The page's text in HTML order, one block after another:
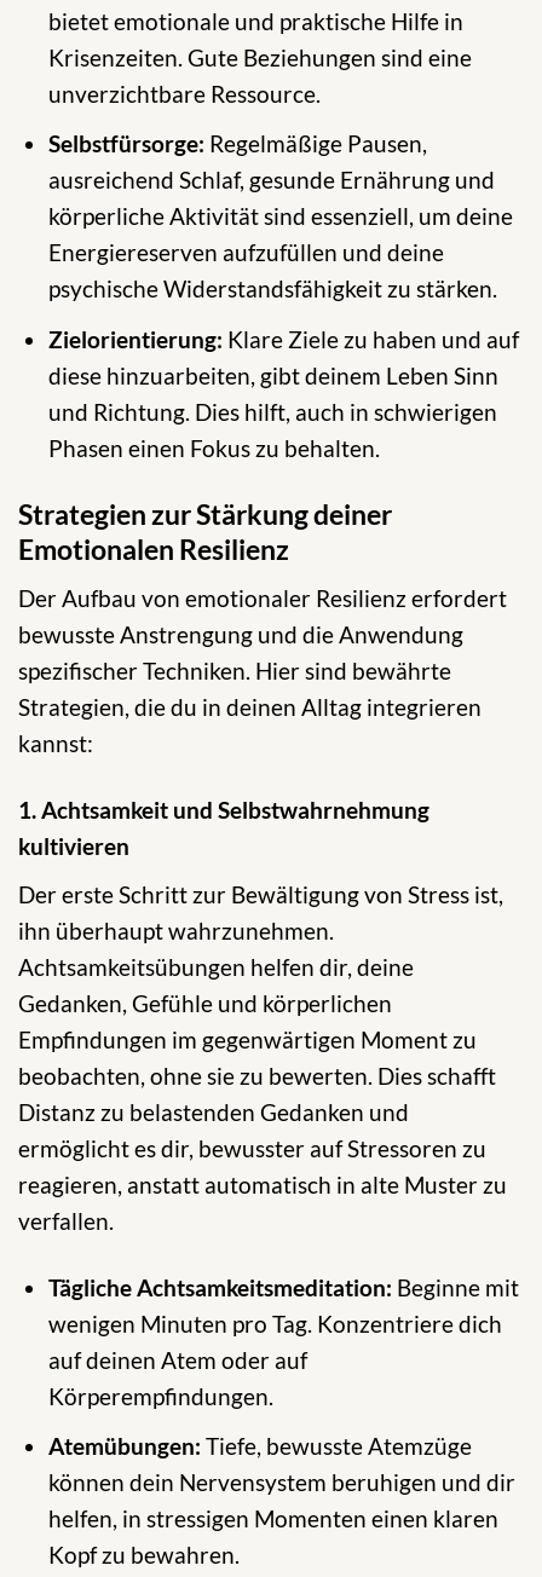
bietet emotionale und praktische Hilfe in
Krisenzeiten. Gute Beziehungen sind eine
unverzichtbare Ressource.
Selbstfürsorge: Regelmäßige Pausen,
ausreichend Schlaf, gesunde Ernährung und
körperliche Aktivität sind essenziell, um deine
Energiereserven aufzufüllen und deine
psychische Widerstandsfähigkeit zu stärken.
Zielorientierung: Klare Ziele zu haben und auf
diese hinzuarbeiten, gibt deinem Leben Sinn
und Richtung. Dies hilft, auch in schwierigen
Phasen einen Fokus zu behalten.
Strategien zur Stärkung deiner
Emotionalen Resilienz
Der Aufbau von emotionaler Resilienz erfordert
bewusste Anstrengung und die Anwendung
spezifischer Techniken. Hier sind bewährte
Strategien, die du in deinen Alltag integrieren
kannst:
1. Achtsamkeit und Selbstwahrnehmung
kultivieren
Der erste Schritt zur Bewältigung von Stress ist,
ihn überhaupt wahrzunehmen.
Achtsamkeitsübungen helfen dir, deine
Gedanken, Gefühle und körperlichen
Empfindungen im gegenwärtigen Moment zu
beobachten, ohne sie zu bewerten. Dies schafft
Distanz zu belastenden Gedanken und
ermöglicht es dir, bewusster auf Stressoren zu
reagieren, anstatt automatisch in alte Muster zu
verfallen.
Tägliche Achtsamkeitsmeditation: Beginne mit
wenigen Minuten pro Tag. Konzentriere dich
auf deinen Atem oder auf
Körperempfindungen.
Atemübungen: Tiefe, bewusste Atemzüge
können dein Nervensystem beruhigen und dir
helfen, in stressigen Momenten einen klaren
Kopf zu bewahren.